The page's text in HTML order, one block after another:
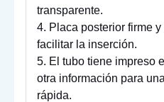
transparente.
4. Placa posterior firme
facilitar la inserción.
5. El tubo tiene impreso
otra información para
rápida.